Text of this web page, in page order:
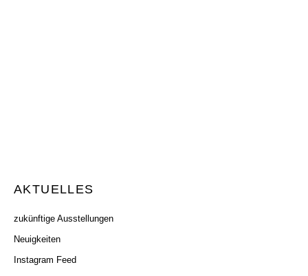
AKTUELLES
zukünftige Ausstellungen
Neuigkeiten
Instagram Feed